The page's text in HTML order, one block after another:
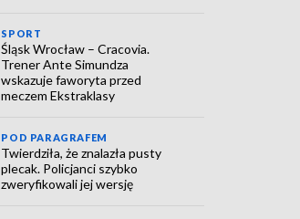
SPORT
Śląsk Wrocław – Cracovia.
Trener Ante Simundza
wskazuje faworyta przed
meczem Ekstraklasy
POD PARAGRAFEM
Twierdziła, że znalazła pusty
plecak. Policjanci szybko
zweryfikowali jej wersję